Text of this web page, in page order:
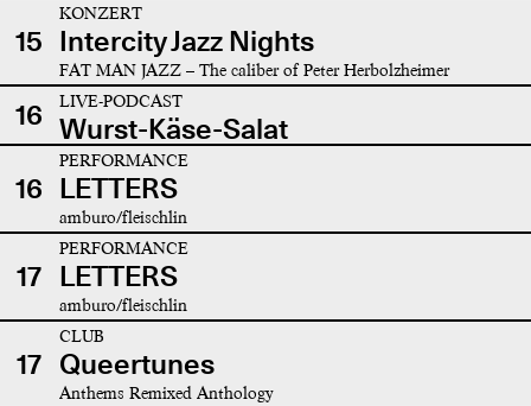
15
KONZERT
Intercity Jazz Nights
FAT MAN JAZZ – The caliber of Peter Herbolzheimer
16 LIVE-PODCAST
Wurst-Käse-Salat
16
PERFORMANCE
LETTERS
amburo/fleischlin
17
PERFORMANCE
LETTERS
amburo/fleischlin
17
CLUB
Queertunes
Anthems Remixed Anthology